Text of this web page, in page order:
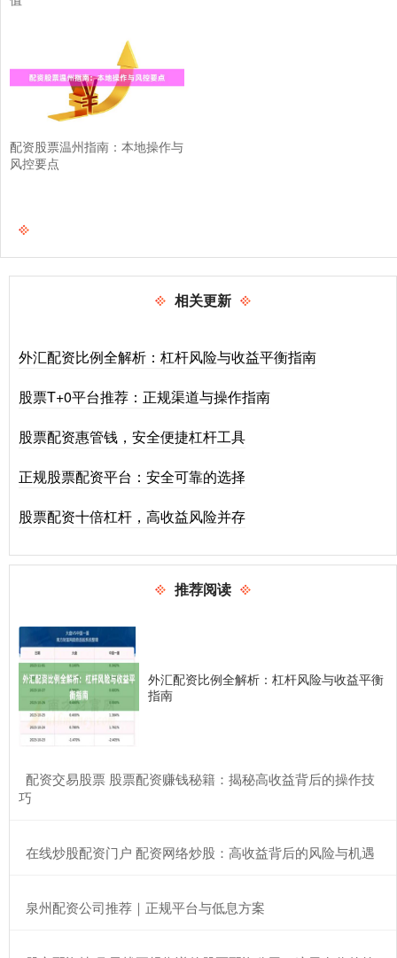
配资股票温州指南：本地操作与
风控要点
相关更新
外汇配资比例全解析：杠杆风险与收益平衡指南
股票T+0平台推荐：正规渠道与操作指南
股票配资惠管钱，安全便捷杠杆工具
正规股票配资平台：安全可靠的选择
股票配资十倍杠杆，高收益风险并存
推荐阅读
外汇配资比例全解析：杠杆风险与收益平衡
指南
​配资交易股票 股票配资赚钱秘籍：揭秘高收益背后的操作技
巧
​在线炒股配资门户 配资网络炒股：高收益背后的风险与机遇
​泉州配资公司推荐｜正规平台与低息方案